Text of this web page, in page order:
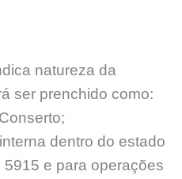
natureza da
ser prenchido como:
dentro do estado
5915 e para operações